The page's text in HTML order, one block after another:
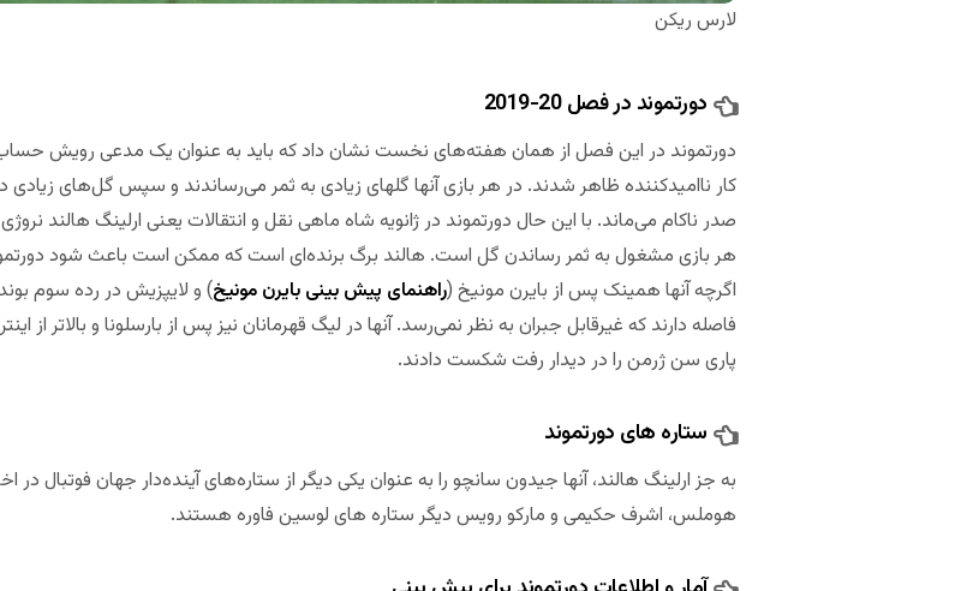
لارس ریکن
دورتموند در فصل 20-2019
دورتموند در این فصل از همان هفته‌های نخست نشان داد که باید به عنوان یک مدعی رویش حساب
کار ناامیدکننده ظاهر شدند. در هر بازی آنها گلهای زیادی به ثمر می‌رساندند و سپس گل‌های
صدر ناکام می‌ماند. با این حال دورتموند در ژانویه شاه ماهی نقل و انتقالات یعنی ارلینگ هالند
هر بازی مشغول به ثمر رساندن گل است. هالند برگ برنده‌ای است که ممکن است باعث شود
اگرچه آنها همینک پس از بایرن مونیخ (راهنمای پیش بینی بایرن مونیخ) و لایپزیش در رده سوم
فاصله دارند که غیرقابل جبران به نظر نمی‌رسد. آنها در لیگ قهرمانان نیز پس از بارسلونا و بالاتر از
پاری سن ژرمن را در دیدار رفت شکست دادند.
ستاره های دورتموند
به جز ارلینگ هالند، آنها جیدون سانچو را به عنوان یکی دیگر از ستاره‌های آینده‌دار جهان فوتبال در
هوملس، اشرف حکیمی و مارکو رویس دیگر ستاره های لوسین فاوره هستند.